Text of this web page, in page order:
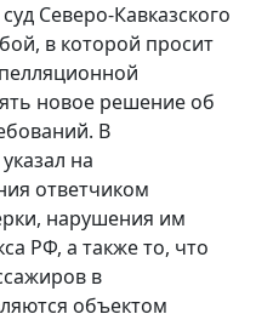
Северо-Кавказского
в которой просит
новое решение об
В
на
ответчиком
нарушения им
РФ, а также то, что
в
объектом